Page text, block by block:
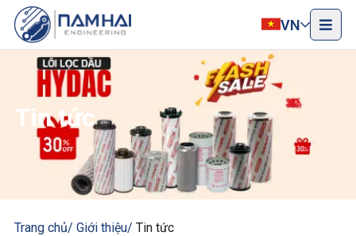
VN
Tin tức
Trang chủ Giới thiệu Tin tức